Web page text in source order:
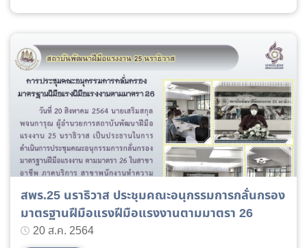
สพร.25 นราธิวาส ประชุมคณะอนุกรรมการกลั่นกรอง
มาตรฐานฝีมือแรงฝีมือแรงงานตามมาตรา 26
20 ส.ค. 2564